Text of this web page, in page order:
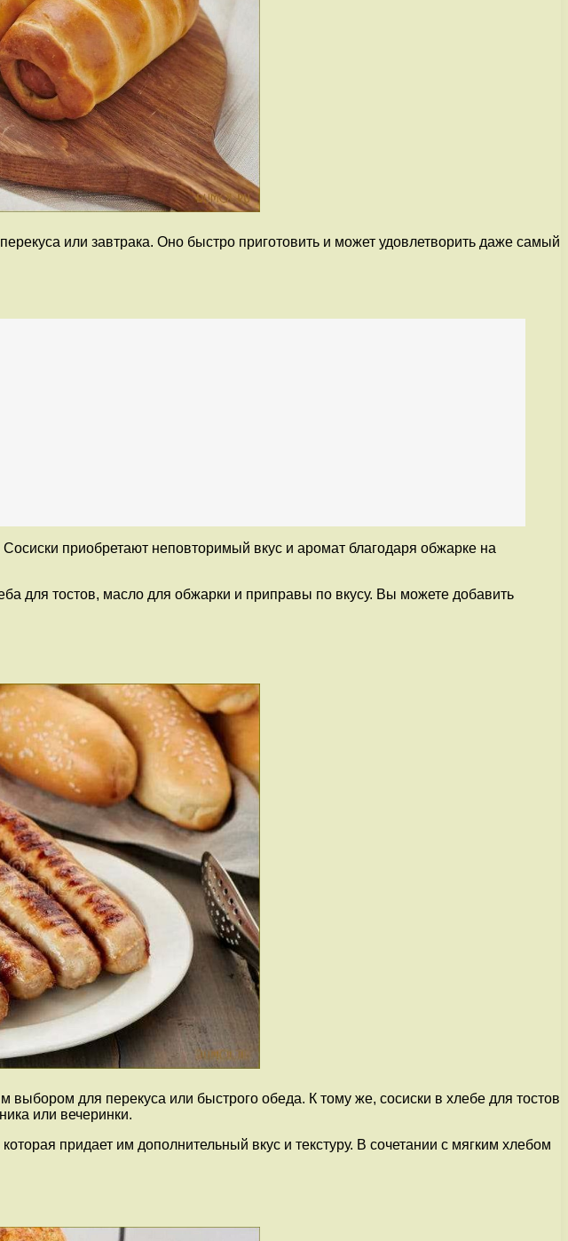
или завтрака. Оно быстро приготовить и может удовлетворить даже самый
приобретают неповторимый вкус и аромат благодаря обжарке на
для тостов, масло для обжарки и приправы по вкусу. Вы можете добавить
выбором для перекуса или быстрого обеда. К тому же, сосиски в хлебе для тостов
или вечеринки.
придает им дополнительный вкус и текстуру. В сочетании с мягким хлебом